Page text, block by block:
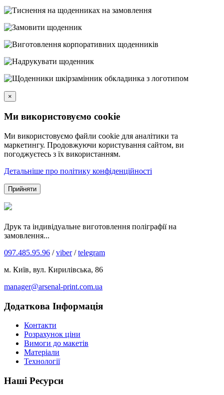
×
Ми використовуємо cookie
Ми використовуємо файли cookie для аналітики та
маркетингу. Продовжуючи користування сайтом, ви
погоджуєтесь з їх використанням.
Детальніше про політику конфіденційності
Прийняти
Друк та індивідуальне виготовлення поліграфії на
замовлення...
097.485.95.96 /viber/telegram
м. Київ, вул. Кирилівська, 86
manager@arsenal-print.com.ua
Додаткова Інформація
Контакти
Розрахунок ціни
Вимоги до макетів
Матеріали
Технології
Наші Ресурси